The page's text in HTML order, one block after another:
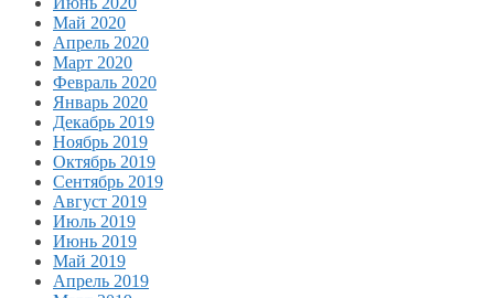
Май 2020
Апрель 2020
Март 2020
Февраль 2020
Январь 2020
Декабрь 2019
Ноябрь 2019
Октябрь 2019
Сентябрь 2019
Август 2019
Июль 2019
Июнь 2019
Май 2019
Апрель 2019